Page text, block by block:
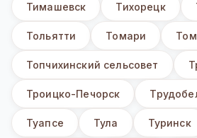
Тимашевск Тихорецк
Тольятти Томари
Топчихинский сельсовет
Троицко-Печорск
Туапсе Тула Туринск